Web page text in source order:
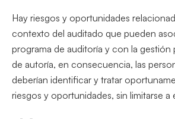
Hay riesgos y oportunidades
contexto del auditado que pueden
programa de auditoría y con la
de autoría, en consecuencia, las
deberían identificar y tratar
riesgos y oportunidades, sin limitarse a